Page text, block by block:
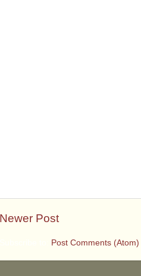
Newer Post
Post Comments (Atom)